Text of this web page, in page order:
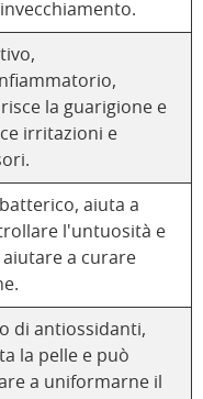
la guarigione e
irritazioni e
aiuta a
l'untuosità e
aiutare a curare
di antiossidanti,
la pelle e può
a uniformarne il